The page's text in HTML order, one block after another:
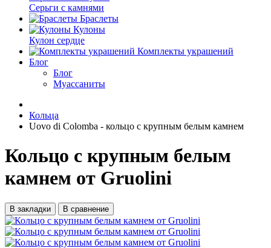
Серьги с камнями
Браслеты
Кулоны
Кулон сердце
Комплекты украшений
Блог
Блог
Муассаниты
Кольца
Uovo di Colomba - кольцо с крупным белым камнем
Кольцо с крупным белым
камнем от Gruolini
В закладки В сравнение